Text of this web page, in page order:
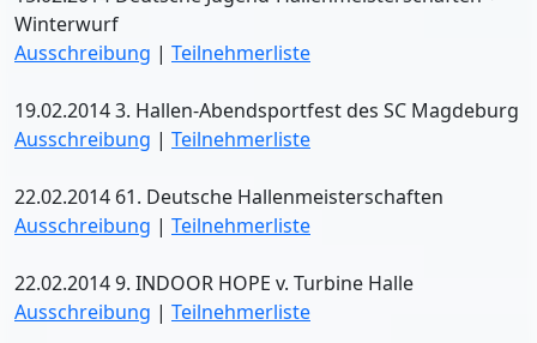
Winterwurf
Ausschreibung | Teilnehmerliste
19.02.2014 3. Hallen-Abendsportfest des SC Magdeburg
Ausschreibung | Teilnehmerliste
22.02.2014 61. Deutsche Hallenmeisterschaften
Ausschreibung | Teilnehmerliste
22.02.2014 9. INDOOR HOPE v. Turbine Halle
Ausschreibung | Teilnehmerliste